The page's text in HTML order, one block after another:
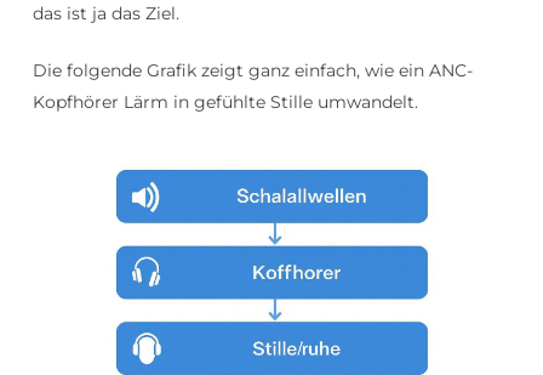
das ist ja das Ziel.
Die folgende Grafik zeigt ganz einfach, wie ein ANC-
Kopfhörer Lärm in gefühlte Stille umwandelt.